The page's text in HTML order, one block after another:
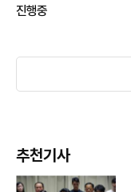
진행중
추천기사